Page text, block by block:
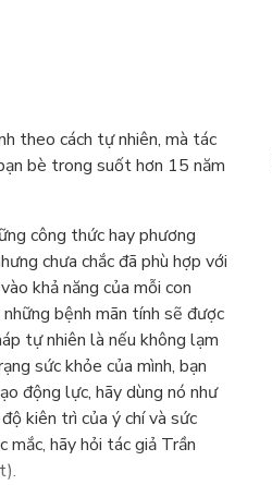
theo cách tự nhiên, mà tác
bè trong suốt hơn 15 năm
công thức hay phương
chưa chắc đã phù hợp với
khả năng của mỗi con
bệnh mãn tính sẽ được
tự nhiên là nếu không lạm
sức khỏe của mình, bạn
động lực, hãy dùng nó như
kiên trì của ý chí và sức
mắc, hãy hỏi tác giả Trần